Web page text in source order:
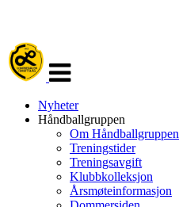
navigasjon
Nyheter
Håndballgruppen
Om Håndballgruppen
Treningstider
Treningsavgift
Klubbkolleksjon
Årsmøteinformasjon